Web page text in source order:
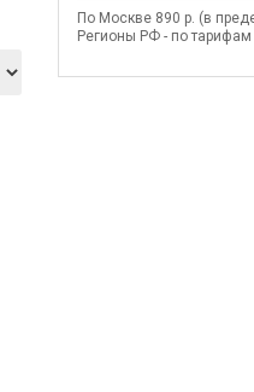
По Москве 890 р. (в
Регионы РФ - по тарифам